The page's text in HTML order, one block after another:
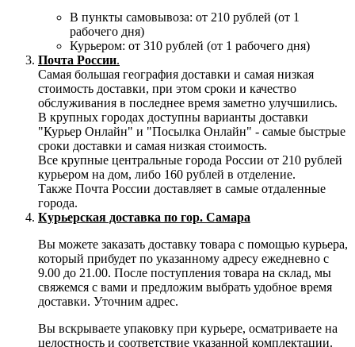
В пункты самовывоза: от 210 рублей (от 1
рабочего дня)
Курьером: от 310 рублей (от 1 рабочего дня)
Почта России.
Самая большая география доставки и самая низкая
стоимость доставки, при этом сроки и качество
обслуживания в последнее время заметно улучшились.
В крупных городах доступны варианты доставки
"Курьер Онлайн" и "Посылка Онлайн" - самые быстрые
сроки доставки и самая низкая стоимость.
Все крупные центральные города России от 210 рублей
курьером на дом, либо 160 рублей в отделение.
Также Почта России доставляет в самые отдаленные
города.
Курьерская доставка по гор. Самара
Вы можете заказать доставку товара с помощью курьера,
который прибудет по указанному адресу ежедневно с
9.00 до 21.00. После поступления товара на склад, мы
свяжемся с вами и предложим выбрать удобное время
доставки. Уточним адрес.
Вы вскрываете упаковку при курьере, осматриваете на
целостность и соответствие указанной комплектации.